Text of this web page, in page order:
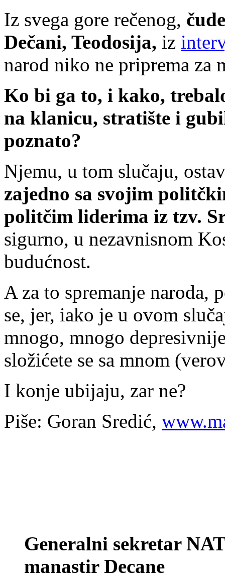
Iz svega gore rečenog,
Dečani, Teodosija, iz
narod niko ne priprema za
Ko bi ga to, i kako,
na klanicu, stratište i
poznato?
Njemu, u tom slučaju,
zajedno sa svojim
politčim liderima iz tzv.
sigurno, u nezavnisnom
budućnost.
A za to spremanje naroda,
se, jer, iako je u ovom
mnogo, mnogo
složićete se sa mnom
I konje ubijaju, zar ne?
Piše: Goran Sredić,
Generalni sekretar
manastir Decane